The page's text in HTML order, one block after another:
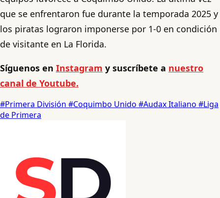
que se enfrentaron fue durante la temporada 2025 y
los piratas lograron imponerse por 1-0 en condición
de visitante en La Florida.
Síguenos en Instagram y suscríbete a nuestro
canal de Youtube.
#Primera División #Coquimbo Unido #Audax Italiano #Liga
de Primera